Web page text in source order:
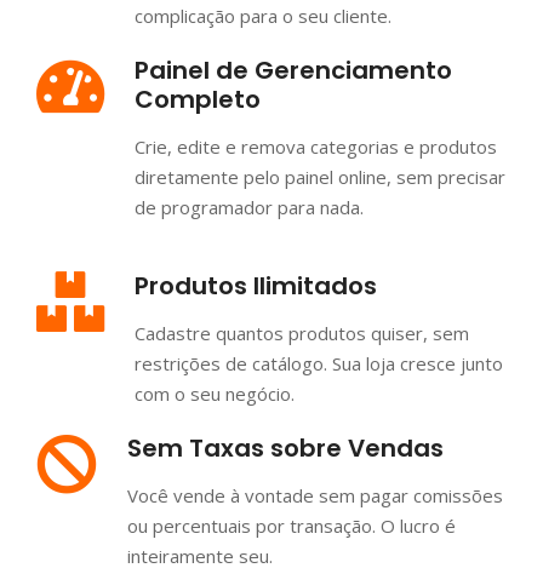
complicação para o seu cliente.
Painel de Gerenciamento
Completo
Crie, edite e remova categorias e produtos
diretamente pelo painel online, sem precisar
de programador para nada.
Produtos Ilimitados
Cadastre quantos produtos quiser, sem
restrições de catálogo. Sua loja cresce junto
com o seu negócio.
Sem Taxas sobre Vendas
Você vende à vontade sem pagar comissões
ou percentuais por transação. O lucro é
inteiramente seu.